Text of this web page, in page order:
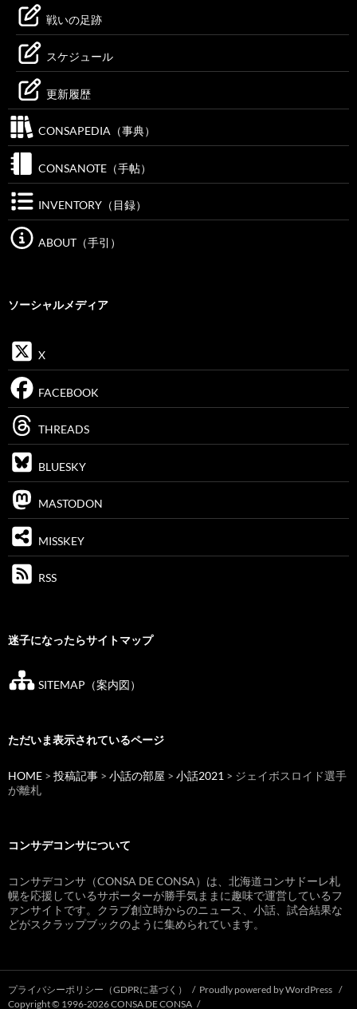
戦いの足跡
スケジュール
更新履歴
CONSAPEDIA（事典）
CONSANOTE（手帖）
INVENTORY（目録）
ABOUT（手引）
ソーシャルメディア
X
FACEBOOK
THREADS
BLUESKY
MASTODON
MISSKEY
RSS
迷子になったらサイトマップ
SITEMAP（案内図）
ただいま表示されているページ
HOME > 投稿記事 > 小話の部屋 > 小話2021 > ジェイボスロイド選手
が離札
コンサデコンサについて
コンサデコンサ（CONSA DE CONSA）は、北海道コンサドーレ札
幌を応援しているサポーターが勝手気ままに趣味で運営しているフ
ァンサイトです。クラブ創立時からのニュース、小話、試合結果な
どがスクラップブックのように集められています。
プライバシーポリシー（GDPRに基づく）
Proudly powered by WordPress
Copyright © 1996-2026 CONSA DE CONSA